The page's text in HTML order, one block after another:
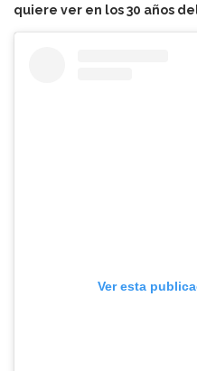
quiere ver en los 30 años
Ver esta